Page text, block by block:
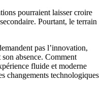
pourraient laisser croire
Pourtant, le terrain
pas l’innovation,
absence. Comment
fluide et moderne
changements technologiques